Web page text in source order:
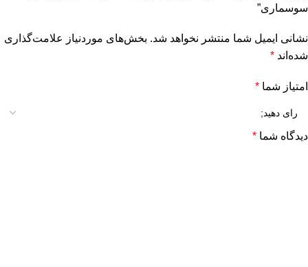
سوسماری”
نشانی ایمیل شما منتشر نخواهد شد. بخش‌های موردنیاز علامت‌گذاری
شده‌اند *
امتیاز شما *
دیدگاه شما *